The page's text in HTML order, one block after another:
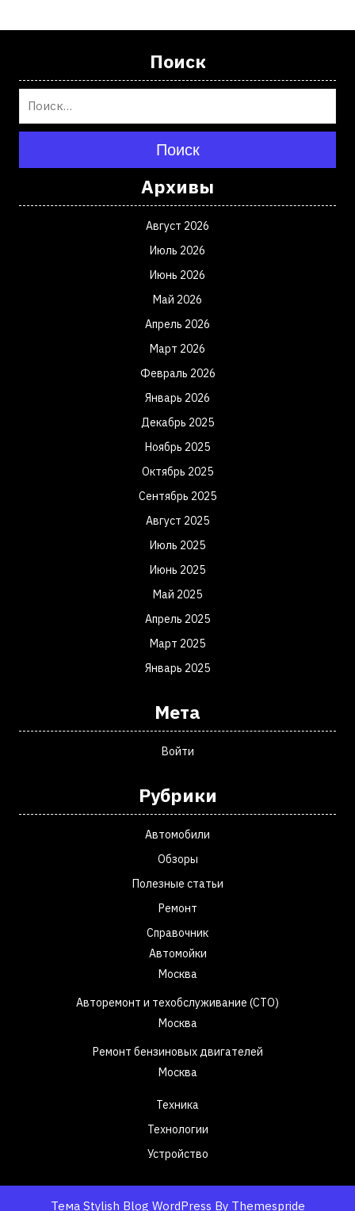
Поиск
Поиск
Архивы
Август 2026
Июль 2026
Июнь 2026
Май 2026
Апрель 2026
Март 2026
Февраль 2026
Январь 2026
Декабрь 2025
Ноябрь 2025
Октябрь 2025
Сентябрь 2025
Август 2025
Июль 2025
Июнь 2025
Май 2025
Апрель 2025
Март 2025
Январь 2025
Мета
Войти
Рубрики
Автомобили
Обзоры
Полезные статьи
Ремонт
Справочник
Автомойки
Москва
Авторемонт и техобслуживание (СТО)
Москва
Ремонт бензиновых двигателей
Москва
Техника
Технологии
Устройство
Тема Stylish Blog WordPress By Themespride